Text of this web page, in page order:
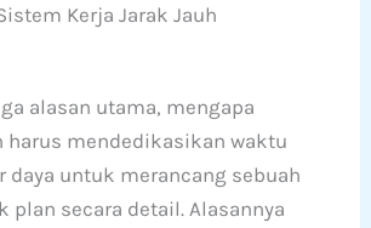
Kerja Jarak Jauh
alasan utama, mengapa
harus mendedikasikan waktu
daya untuk merancang sebuah
plan secara detail. Alasannya